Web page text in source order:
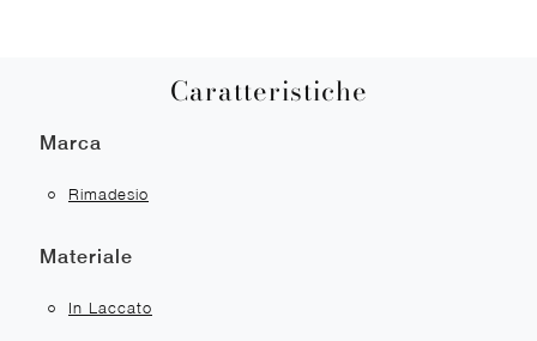
Caratteristiche
Marca
Rimadesio
Materiale
In Laccato